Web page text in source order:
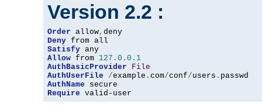
Version 2.2 :
Order allow,
Deny
Satisfy
Allow from 127.0 . 0.1
AuthBasicProvider
File
AuthUserFile
/example . com/conf/users .
AuthName
Require valid-user